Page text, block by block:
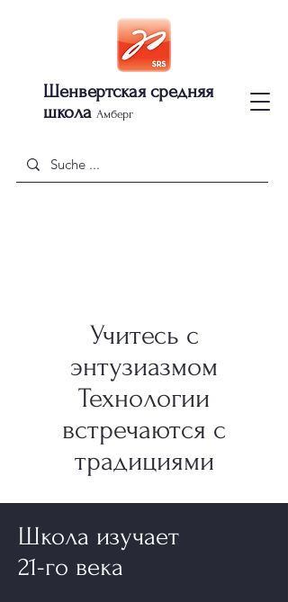
Шенвертская средняя
школа Амберг
Учитесь с
энтузиазмом
Технологии
встречаются с
традициями
Школа изучает
21-го века